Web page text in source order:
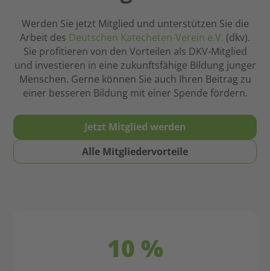
Hier
kann
der
Glaube
eine
wichtige
sein.
ist
Frauen
und
Männer
begegnet.
Meine
Empfehlung
meine
Student*innen
angehenden
Werden Sie jetzt Mitglied und unterstützen Sie die
Arbeit des Deutschen Katecheten-Verein e.V. (dkv).
Sie profitieren von den Vorteilen als DKV-Mitglied
und investieren in eine zukunftsfähige Bildung junger
Menschen. Gerne können Sie auch Ihren Beitrag zu
einer besseren Bildung mit einer Spende fördern.
Jetzt Mitglied werden
Alle Mitgliedervorteile
10 %